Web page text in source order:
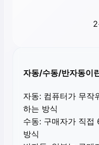
자동/수동/반자동이
자동: 컴퓨터가 무작
하는 방식
수동: 구매자가 직접
방식